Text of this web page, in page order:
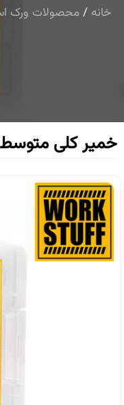
خانه / محصولات ورک
خمیر کلی